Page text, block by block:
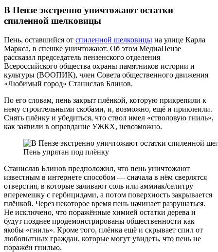
В Пензе экстренно уничтожают остатки
спиленной шелковицы
Пень, оставшийся от спиленной шелковицы на улице Карла
Маркса, в спешке уничтожают. Об этом МедиаПензе
рассказал председатель пензенского отделения
Всероссийского общества охраны памятников истории и
культуры (ВООПИК), член Совета общественного движения
«Любимый город» Станислав Блинов.
По его словам, пень закрыт плёнкой, которую прикрепили к
нему строительными скобами, и, возможно, ещё и приклеили.
Снять плёнку и убедиться, что ствол имел «стволовую гниль»,
как заявили в оправдание УЖКХ, невозможно.
Пень упрятан под плёнку
Станислав Блинов предположил, что пень уничтожают
известным в интернете способом — сначала в нём сверлятся
отверстия, в которые заливают соль или аммиак/селитру
вперемешку с гербицидами, а потом поверхность закрывается
плёнкой. Через некоторое время пень начинает разрушаться.
Не исключено, что поражённые химией остатки дерева и
будут позднее продемонстрированы общественности как
якобы «гниль». Кроме того, плёнка ещё и скрывает спил от
любопытных граждан, которые могут увидеть, что пень не
поражён гнилью.